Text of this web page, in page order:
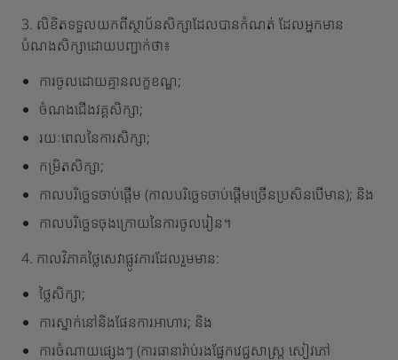
3. លិខិតទទួលយកពីស្ថាប័នសិក្សាដែលបានកំណត់ ដែលអ្នកមាន
បំណងសិក្សាដោយបញ្ជាក់ថា៖
ការចូលដោយគ្មានលក្ខខណ្ឌ;
ចំណងជើងវគ្គសិក្សា;
រយៈពេលនៃការសិក្សា;
កម្រិតសិក្សា;
កាលបរិច្ឆេទចាប់ផ្តើម (កាលបរិច្ឆេទចាប់ផ្តើមច្រើនប្រសិនបើមាន); និង
កាលបរិច្ឆេទចុងក្រោយនៃការចូលរៀន។
4. កាលវិភាគថ្លៃសេវាផ្លូវការដែលរួមមាន:
ថ្លៃសិក្សា;
ការស្នាក់នៅនិងផែនការអាហារ; និង
ការចំណាយផ្សេងៗ (ការធានារ៉ាប់រងផ្នែកវេជ្ជសាស្រ្ត សៀវភៅ